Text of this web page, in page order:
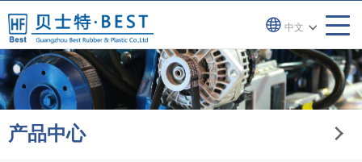
中文
产品中心